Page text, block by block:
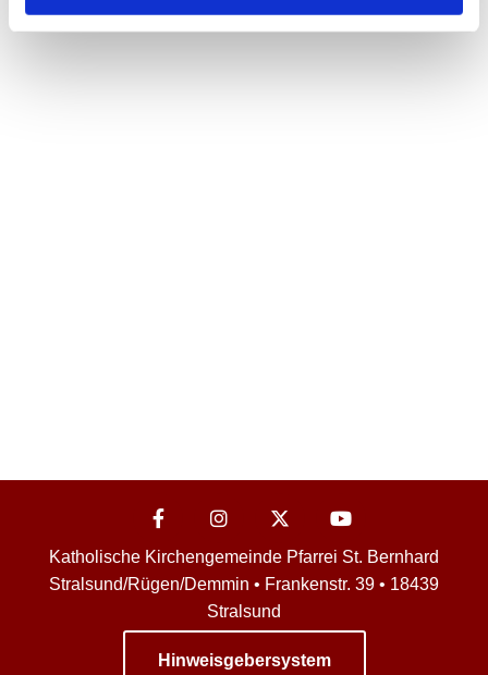
Katholische Kirchengemeinde Pfarrei St. Bernhard
Stralsund/Rügen/Demmin • Frankenstr. 39 • 18439
Stralsund
Hinweisgebersystem